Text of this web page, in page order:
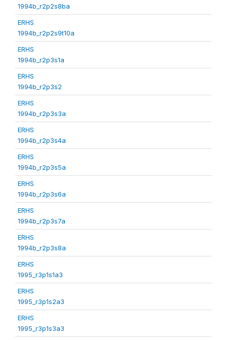
1994b_r2p2s8ba
ERHS
1994b_r2p2s9t10a
ERHS
1994b_r2p3s1a
ERHS
1994b_r2p3s2
ERHS
1994b_r2p3s3a
ERHS
1994b_r2p3s4a
ERHS
1994b_r2p3s5a
ERHS
1994b_r2p3s6a
ERHS
1994b_r2p3s7a
ERHS
1994b_r2p3s8a
ERHS
1995_r3p1s1a3
ERHS
1995_r3p1s2a3
ERHS
1995_r3p1s3a3